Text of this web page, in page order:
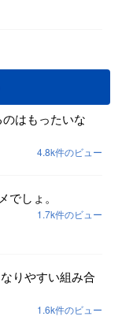
はもったいな
4.8k件のビュー
でしょ。
1.7k件のビュー
りやすい組み合
1.6k件のビュー